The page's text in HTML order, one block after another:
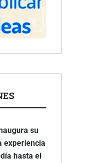
su
experiencia
hasta el